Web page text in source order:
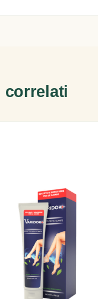
correlati